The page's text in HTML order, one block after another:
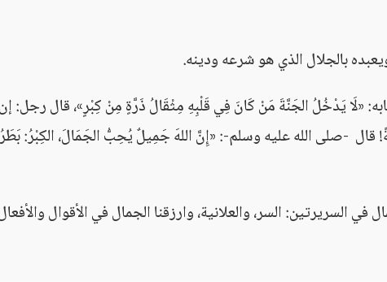
بالجلال الذي هو شرعه ودينه.
«لَا يَدْخُلُ الجَنَّةَ مَنْ كَانَ فِي قَلْبِهِ مِثْقَالُ ذَرَّةٍ مِنْ كِبْرٍ»، قال رجل:
-صلى الله عليه وسلم-: «إِنَّ اللهَ جَمِيلٌ يُحِبُّ الجَمَالَ، الكِبْرُ: بَطَرُ
في السريرتين: السر، والعلانية، وارزقنا الجمال في الأقوال